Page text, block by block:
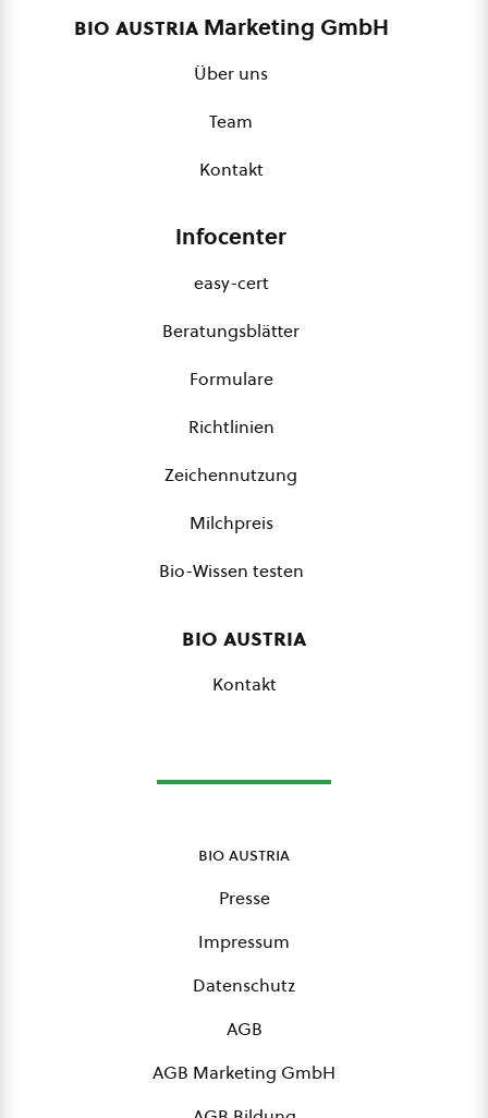
bio austriaMarketing GmbH
Über uns
Team
Kontakt
Infocenter
easy-cert
Beratungsblätter
Formulare
Richtlinien
Zeichennutzung
Milchpreis
Bio-Wissen testen
bio austria
Kontakt
bio austria
Presse
Impressum
Datenschutz
AGB
AGB Marketing GmbH